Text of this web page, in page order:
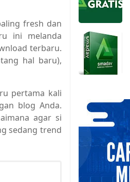
fresh dan
ini melanda
terbaru.
hal baru),
pertama kali
blog Anda.
agar si
sedang trend